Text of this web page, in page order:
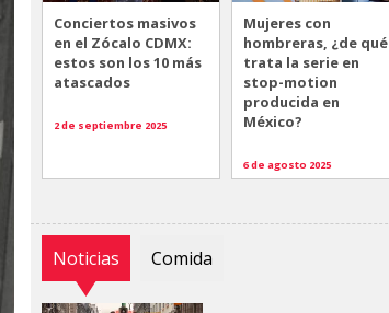
Conciertos masivos
en el Zócalo CDMX:
estos son los 10 más
atascados
2 de septiembre 2025
Mujeres con
hombreras, ¿de qué
trata la serie en
stop-motion
producida en
México?
6 de agosto 2025
Noticias Comida